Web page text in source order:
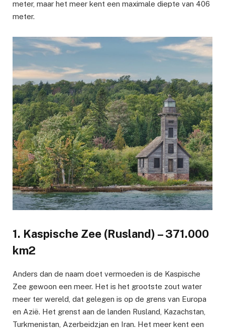
meter, maar het meer kent een maximale diepte van 406
meter.
1. Kaspische Zee (Rusland) – 371.000
km2
Anders dan de naam doet vermoeden is de Kaspische
Zee gewoon een meer. Het is het grootste zout water
meer ter wereld, dat gelegen is op de grens van Europa
en Azië. Het grenst aan de landen Rusland, Kazachstan,
Turkmenistan, Azerbeidzjan en Iran. Het meer kent een